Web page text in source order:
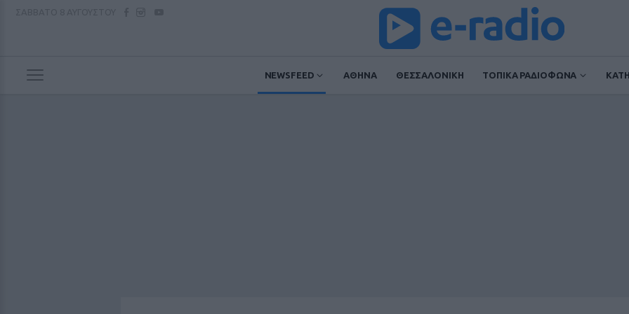
NEWSFEED ΑΘΗΝΑ ΘΕΣΣΑΛΟΝΙΚΗ ΤΟΠΙΚΑ ΡΑΔΙΟΦΩΝΑ